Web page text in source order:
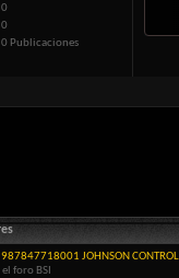
0
0
0 Publicaciones
JOHNSON
foro BSI